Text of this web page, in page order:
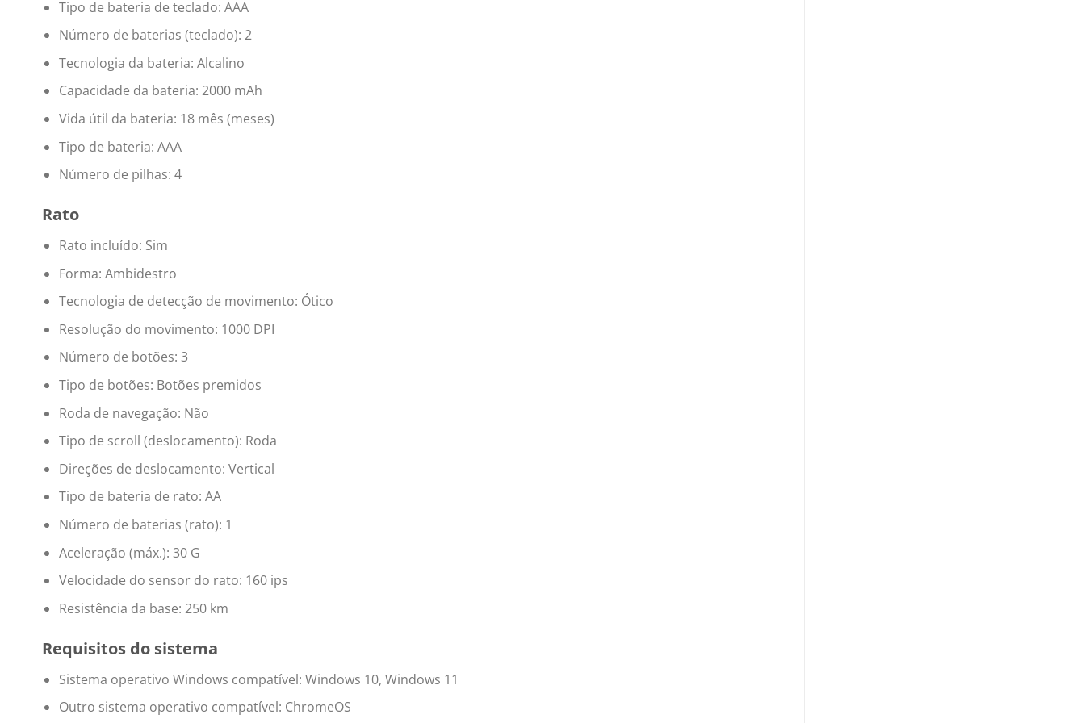
Tipo de bateria de teclado: AAA
Número de baterias (teclado): 2
Tecnologia da bateria: Alcalino
Capacidade da bateria: 2000 mAh
Vida útil da bateria: 18 mês (meses)
Tipo de bateria: AAA
Número de pilhas: 4
Rato
Rato incluído: Sim
Forma: Ambidestro
Tecnologia de detecção de movimento: Ótico
Resolução do movimento: 1000 DPI
Número de botões: 3
Tipo de botões: Botões premidos
Roda de navegação: Não
Tipo de scroll (deslocamento): Roda
Direções de deslocamento: Vertical
Tipo de bateria de rato: AA
Número de baterias (rato): 1
Aceleração (máx.): 30 G
Velocidade do sensor do rato: 160 ips
Resistência da base: 250 km
Requisitos do sistema
Sistema operativo Windows compatível: Windows 10, Windows 11
Outro sistema operativo compatível: ChromeOS